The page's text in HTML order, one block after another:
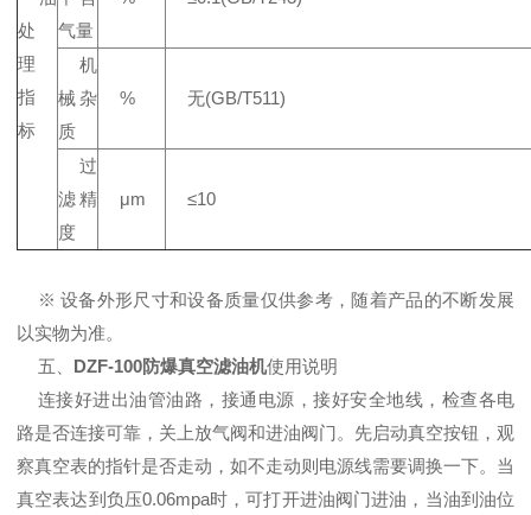
处
理
指
标
气量
机
械杂
质
% 无(GB/T511)
过
滤精
度
μm ≤10
※ 设备外形尺寸和设备质量仅供参考，随着产品的不断发展
以实物为准。
五、 DZF-100防爆真空滤油机使用说明
连接好进出油管油路，接通电源，接好安全地线，检查各电
路是否连接可靠，关上放气阀和进油阀门。先启动真空按钮，观
察真空表的指针是否走动，如不走动则电源线需要调换一下。当
真空表达到负压0.06mpa时，可打开进油阀门进油，当油到油位